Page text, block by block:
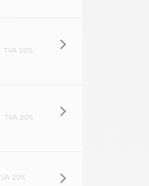
TVA 20%
TVA 20%
20%